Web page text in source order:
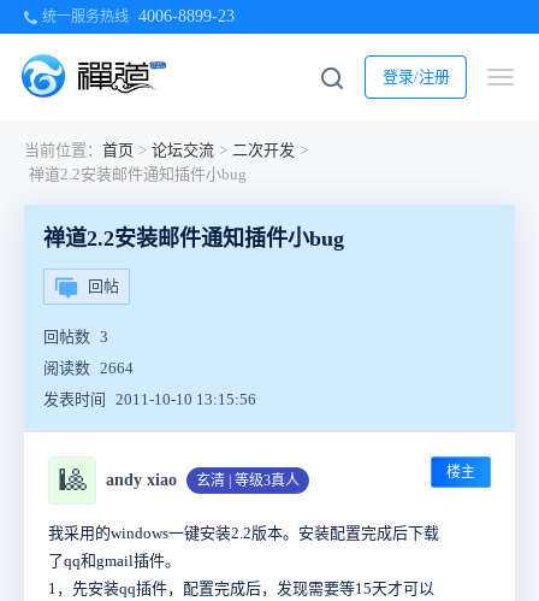
统一服务热线 4006-8899-23
登录/注册
当前位置： 首页 > 论坛交流 > 二次开发 >
禅道2.2安装邮件通知插件小bug
禅道2.2安装邮件通知插件小bug
回帖
回帖数 3
阅读数 2664
发表时间
2011-10-10 13:15:56
🎱 andy xiao 玄清 | 等级3真人 楼主
我采用的windows一键安装2.2版本。安装配置完成后下载
了qq和gmail插件。
1，先安装qq插件，配置完成后，发现需要等15天才可以